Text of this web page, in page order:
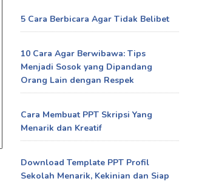
5 Cara Berbicara Agar Tidak Belibet
10 Cara Agar Berwibawa: Tips
Menjadi Sosok yang Dipandang
Orang Lain dengan Respek
Cara Membuat PPT Skripsi Yang
Menarik dan Kreatif
Download Template PPT Profil
Sekolah Menarik, Kekinian dan Siap